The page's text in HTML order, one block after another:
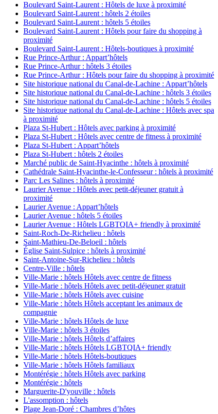
Boulevard Saint-Laurent : Hôtels de luxe à proximité
Boulevard Saint-Laurent : hôtels 2 étoiles
Boulevard Saint-Laurent : hôtels 5 étoiles
Boulevard Saint-Laurent : Hôtels pour faire du shopping à
proximité
Boulevard Saint-Laurent : Hôtels-boutiques à proximité
Rue Prince-Arthur : Appart’hôtels
Rue Prince-Arthur : hôtels 3 étoiles
Rue Prince-Arthur : Hôtels pour faire du shopping à proximité
Site historique national du Canal-de-Lachine : Appart’hôtels
Site historique national du Canal-de-Lachine : hôtels 3 étoiles
Site historique national du Canal-de-Lachine : hôtels 5 étoiles
Site historique national du Canal-de-Lachine : Hôtels avec spa
à proximité
Plaza St-Hubert : Hôtels avec parking à proximité
Plaza St-Hubert : Hôtels avec centre de fitness à proximité
Plaza St-Hubert : Appart’hôtels
Plaza St-Hubert : hôtels 2 étoiles
Marché public de Saint-Hyacinthe : hôtels à proximité
Cathédrale Saint-Hyacinthe-le-Confesseur : hôtels à proximité
Parc Les Salines : hôtels à proximité
Laurier Avenue : Hôtels avec petit-déjeuner gratuit à
proximité
Laurier Avenue : Appart’hôtels
Laurier Avenue : hôtels 5 étoiles
Laurier Avenue : Hôtels LGBTQIA+ friendly à proximité
Saint-Roch-De-Richelieu : hôtels
Saint-Mathieu-De-Beloeil : hôtels
Église Saint-Sulpice : hôtels à proximité
Saint-Antoine-Sur-Richelieu : hôtels
Centre-Ville : hôtels
Ville-Marie : hôtels Hôtels avec centre de fitness
Ville-Marie : hôtels Hôtels avec petit-déjeuner gratuit
Ville-Marie : hôtels Hôtels avec cuisine
Ville-Marie : hôtels Hôtels acceptant les animaux de
compagnie
Ville-Marie : hôtels Hôtels de luxe
Ville-Marie : hôtels 3 étoiles
Ville-Marie : hôtels Hôtels d’affaires
Ville-Marie : hôtels Hôtels LGBTQIA+ friendly
Ville-Marie : hôtels Hôtels-boutiques
Ville-Marie : hôtels Hôtels familiaux
Montérégie : hôtels Hôtels avec parking
Montérégie : hôtels
Marguerite-D'youville : hôtels
L'assomption : hôtels
Plage Jean-Doré : Chambres d’hôtes